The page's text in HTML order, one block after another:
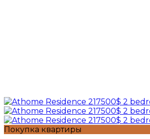
Покупка квартиры